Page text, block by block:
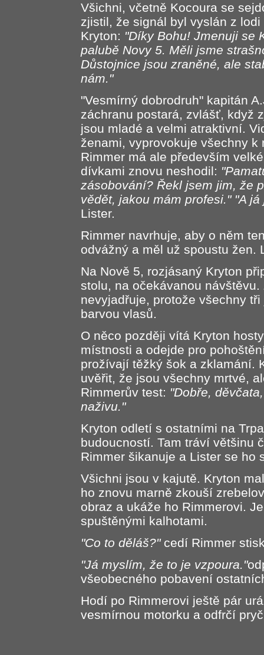
Všichni, včetně Kocoura se
zjistil, že signál byl vyslán z
Kryton: "Díky Bohu! Jmenuji se
palubě Novy 5. Měli jsme
Důstojnice jsou zraněné, ale
nám."
"Vesmírný dobrodruh" kapitán
záchranu postará, zvlášť, když
jsou mladé a velmi atraktivní.
ženami, vyprovokuje všechny
Rimmer má ale především
dívkami znovu neshodil:
zásobování? Řekl jsem jim, že
vědět, jakou mám profesi." "A
Lister.
Rimmer navrhuje, aby o něm
odvážný a měl už spoustu žen.
Na Nově 5, rozjásaný Kryton
stolu, na očekávanou
nevyjadřuje, protože všechny
barvou vlasů.
O něco později vítá Kryton
místnosti a odejde pro
prožívají těžký šok a zklamání.
uvěřit, že jsou všechny mrtvé,
Rimmerův test: "Dobře,
naživu."
Kryton odletí s ostatními na
budoucností. Tam tráví většinu
Rimmer šikanuje a Lister se ho
Všichni jsou v kajutě. Kryton
ho znovu marně zkouší
obraz a ukáže ho Rimmerovi.
spuštěnými kalhotami.
"Co to děláš?"cedí Rimmer
"Já myslím, že to je vzpoura."
všeobecného pobavení
Hodí po Rimmerovi ještě pár
vesmírnou motorku a odfrčí